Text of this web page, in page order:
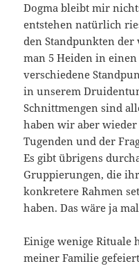
Dogma bleibt mir
entstehen natürlich
den Standpunkten der
man 5 Heiden in
verschiedene
in unserem
Schnittmengen sind
haben wir aber
Tugenden und der
Es gibt übrigens
Gruppierungen, die
konkretere Rahmen
haben. Das wäre ja
Einige wenige Rituale
meiner Familie